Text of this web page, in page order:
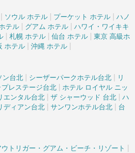
ソウル ホテル プーケット ホテル
ハノ
テル グアム ホテル
ハワイ・ワイキキ
札幌 ホテル 仙台 ホテル
東京 高級ホ
ホテル 沖縄 ホテル
ン台北
シーザーパークホテル台北
リ
プレステージ台北
ホテル ロイヤル ニッ
エンタル台北 ザ シャーウッド 台北
ハ
ディアン台北 サンワンホテル台北
台
ウトリガー・グアム・ビーチ・リゾート